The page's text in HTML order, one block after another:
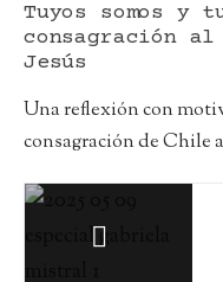
Tuyos somos y
consagración al
Jesús
Una reflexión con
consagración de Chile